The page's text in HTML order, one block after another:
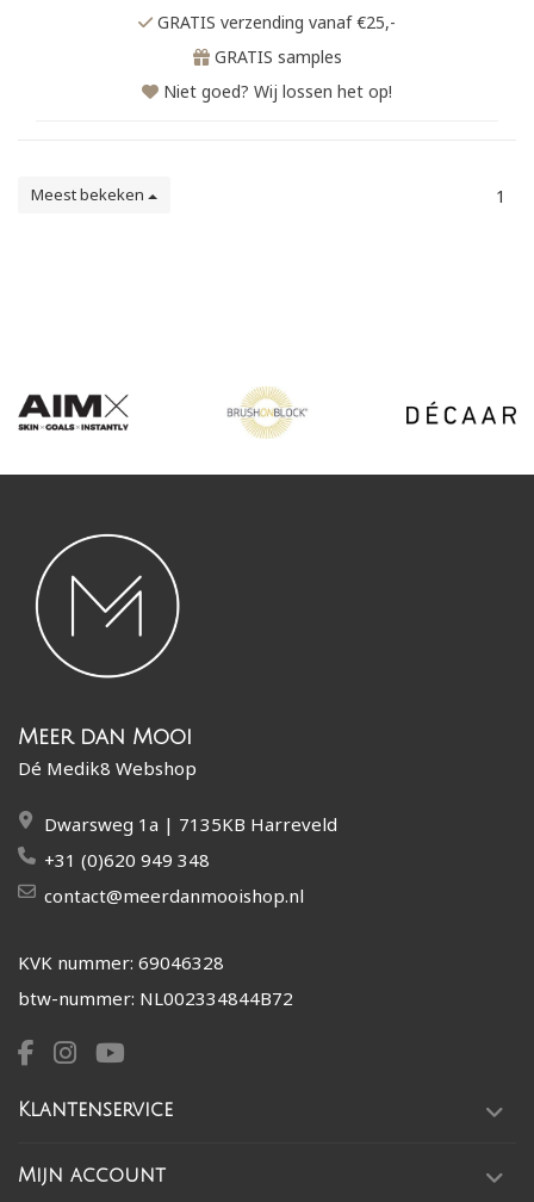
GRATIS verzending vanaf €25,-
GRATIS samples
Niet goed? Wij lossen het op!
Meest bekeken 1
Meer dan Mooi
Dé Medik8 Webshop
Dwarsweg 1a | 7135KB Harreveld
+31 (0)620 949 348
contact@meerdanmooishop.nl
KVK nummer: 69046328
btw-nummer: NL002334844B72
Klantenservice
Mijn account